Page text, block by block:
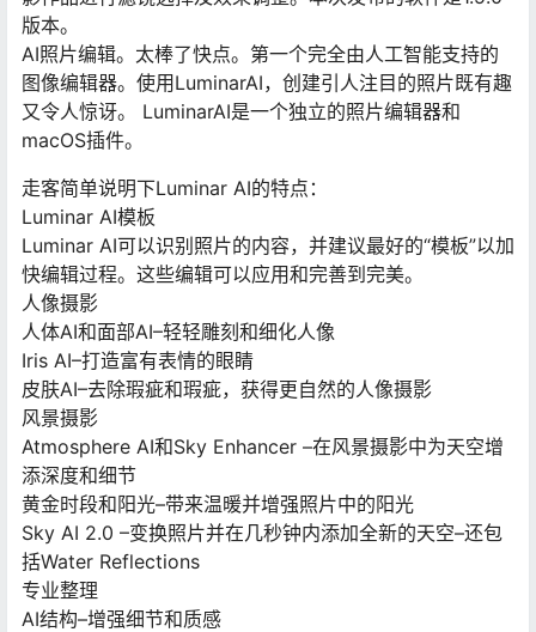
版本。
AI照片编辑。太棒了快点。第一个完全由人工智能支持的
图像编辑器。使用LuminarAI，创建引人注目的照片既有趣
又令人惊讶。 LuminarAI是一个独立的照片编辑器和
macOS插件。
走客简单说明下Luminar AI的特点：
Luminar AI模板
Luminar AI可以识别照片的内容，并建议最好的“模板”以加
快编辑过程。这些编辑可以应用和完善到完美。
人像摄影
人体AI和面部AI–轻轻雕刻和细化人像
Iris AI–打造富有表情的眼睛
皮肤AI–去除瑕疵和瑕疵，获得更自然的人像摄影
风景摄影
Atmosphere AI和Sky Enhancer –在风景摄影中为天空增
添深度和细节
黄金时段和阳光–带来温暖并增强​​照片中的阳光
Sky AI 2.0 –变换照片并在几秒钟内添加全新的天空–还包
括Water Reflections
专业整理
AI结构–增强细节和质感